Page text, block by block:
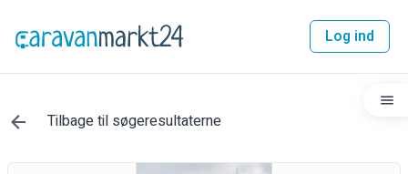
Log ind
Tilbage til søgeresultaterne